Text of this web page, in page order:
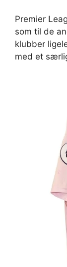
Premier
som til de
klubber
med et